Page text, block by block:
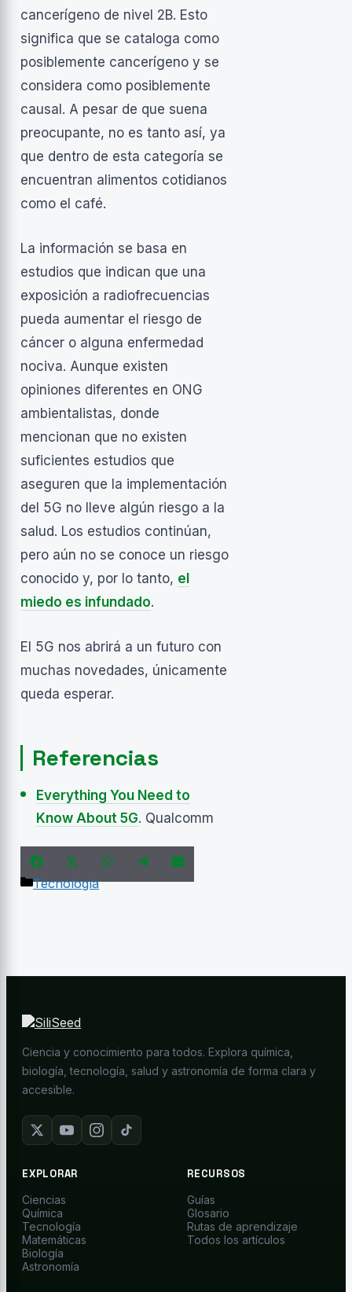
cancerígeno de nivel 2B. Esto
significa que se cataloga como
posiblemente cancerígeno y se
considera como posiblemente
causal. A pesar de que suena
preocupante, no es tanto así, ya
que dentro de esta categoría se
encuentran alimentos cotidianos
como el café.
La información se basa en
estudios que indican que una
exposición a radiofrecuencias
pueda aumentar el riesgo de
cáncer o alguna enfermedad
nociva. Aunque existen
opiniones diferentes en ONG
ambientalistas, donde
mencionan que no existen
suficientes estudios que
aseguren que la implementación
del 5G no lleve algún riesgo a la
salud. Los estudios continúan,
pero aún no se conoce un riesgo
conocido y, por lo tanto, el
miedo es infundado.
El 5G nos abrirá a un futuro con
muchas novedades, únicamente
queda esperar.
Referencias
Everything You Need to
Know About 5G. Qualcomm
Compartir
en
FacebookCompartir
en
(Twitter)
Compartir
en
WhatsAppCompartir
en
TelegramCompartir
en
Categorías
Tecnología
Ciencia y conocimiento para todos. Explora química,
biología, tecnología, salud y astronomía de forma clara y
accesible.
EXPLORAR
Ciencias
Química
Tecnología
Matemáticas
Biología
Astronomía
RECURSOS
Guías
Glosario
Rutas de aprendizaje
Todos los artículos